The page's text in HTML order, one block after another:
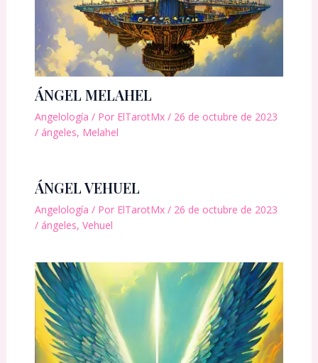
ÁNGEL MELAHEL
Angelología / Por ElTarotMx / 26 de octubre de 2023
/ ángeles, Melahel
ÁNGEL VEHUEL
Angelología / Por ElTarotMx / 26 de octubre de 2023
/ ángeles, Vehuel